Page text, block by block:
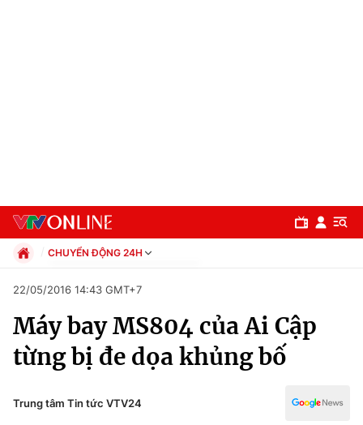
Chuyên mục
Chính trị
Xã hội
CHUYỂN ĐỘNG 24H
Xã hội
Pháp luật
Kinh tế
Thể thao
Văn hóa - Giải trí
22/05/2016 14:43 GMT+7
Máy bay MS804 của Ai Cập
từng bị đe dọa khủng bố
Trung tâm Tin tức VTV24